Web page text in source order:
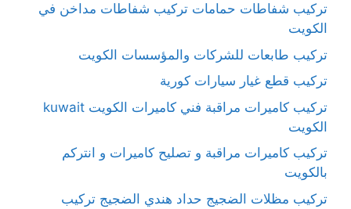
تركيب شفاطات حمامات تركيب شفاطات مداخن في
الكويت
تركيب طابعات للشركات والمؤسسات الكويت
تركيب قطع غيار سيارات كورية
تركيب كاميرات مراقبة فني كاميرات الكويت kuwait
الكويت
تركيب كاميرات مراقبة و تصليح كاميرات و انتركم
بالكويت
تركيب مظلات الضجيج حداد هندي الضجيج تركيب